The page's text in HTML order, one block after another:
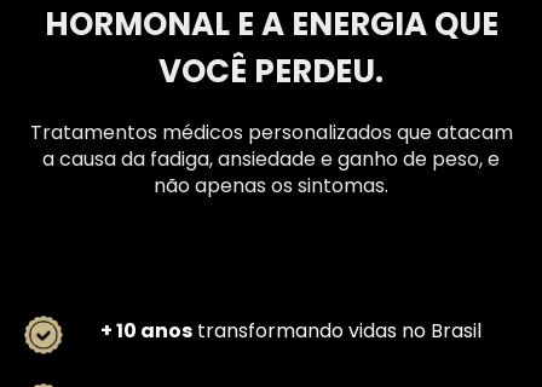
HORMONAL E A ENERGIA QUE
VOCÊ PERDEU.
Tratamentos médicos personalizados que atacam
a causa da fadiga, ansiedade e ganho de peso, e
não apenas os sintomas.
+ 10 anos transformando vidas no Brasil